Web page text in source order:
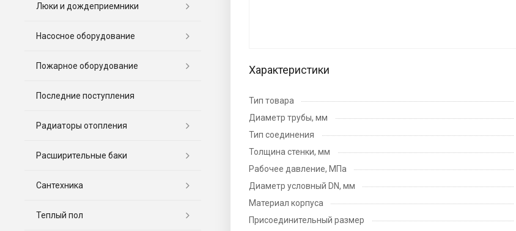
Характеристики
Тип товара
Диаметр трубы, мм
Тип соединения
Толщина стенки, мм
Рабочее давление, МПа
Диаметр условный DN, мм
Материал корпуса
Присоединительный размер
Люки и дождеприемники
Насосное оборудование
Пожарное оборудование
Последние поступления
Радиаторы отопления
Расширительные баки
Сантехника
Теплый пол